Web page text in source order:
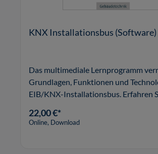
KNX Installationsbus (Software)
Das multimediale Lernprogramm
Grundlagen, Funktionen und
EIB/KNX-Installationsbus. Erfahren
22,00 €*
Online, Download